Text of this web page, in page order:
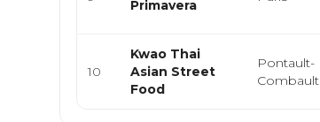
Primavera
10
Kwao Thai
Asian Street
Food
Pontault-
Combault